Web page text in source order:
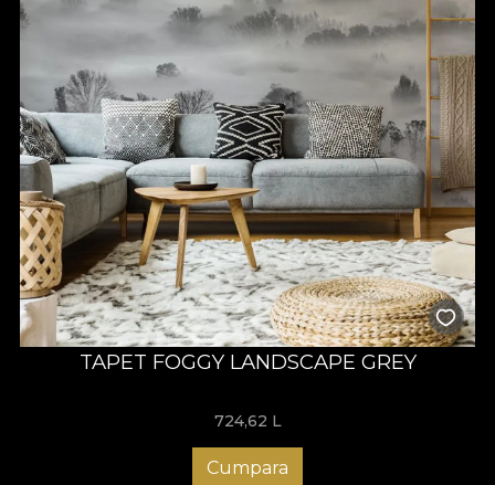
TAPET FOGGY LANDSCAPE GREY
724,62 L
Cumpara